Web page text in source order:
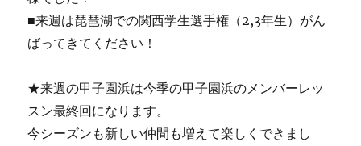
■来週は琵琶湖での関西学生選手権（2,3年生）がん
ばってきてください！
★来週の甲子園浜は今季の甲子園浜のメンバーレッ
スン最終回になります。
今シーズンも新しい仲間も増えて楽しくできまし